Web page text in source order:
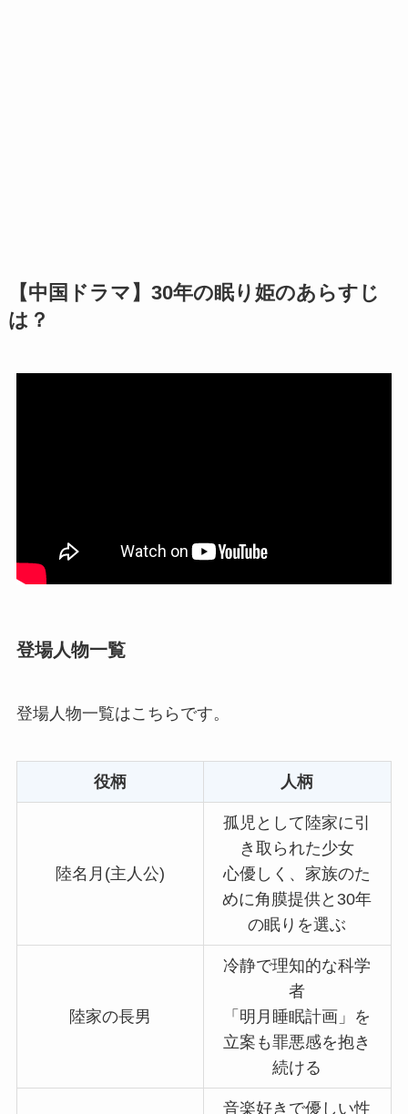
【中国ドラマ】30年の眠り姫のあらすじ
は？
登場人物一覧
登場人物一覧はこちらです。
役柄 人柄
陸名月(主人公)
孤児として陸家に引
き取られた少女
心優しく、家族のた
めに角膜提供と30年
の眠りを選ぶ
陸家の長男
冷静で理知的な科学
者
「明月睡眠計画」を
立案も罪悪感を抱き
続ける
音楽好きで優しい性